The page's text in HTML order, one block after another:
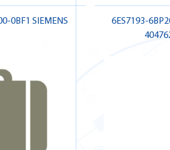
0BF1 SIEMENS
6ES7193-